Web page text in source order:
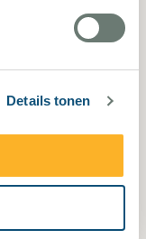
Details tonen